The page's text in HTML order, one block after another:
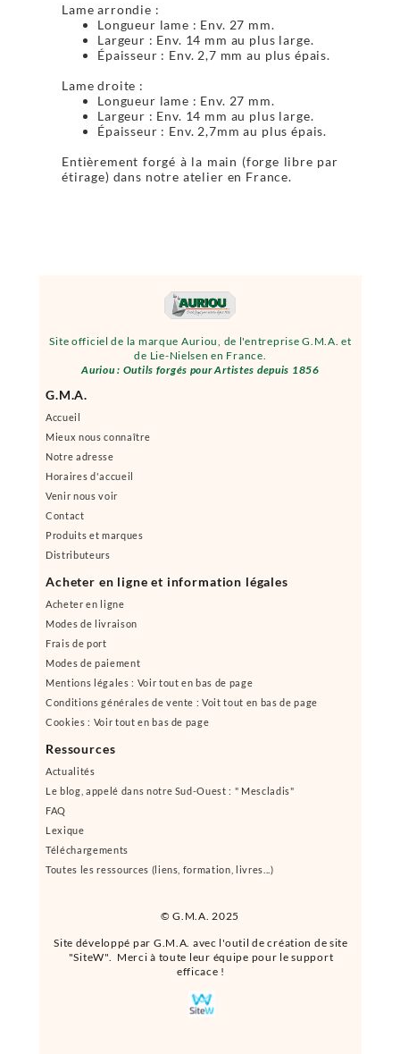
© G.M.A. 2025
Site officiel de la marque Auriou, de l'entreprise G.M.A. et
de Lie-Nielsen en France.
Auriou : Outils forgés pour Artistes depuis 1856
Site développé par G.M.A. avec l'outil de création de site
"SiteW". Merci à toute leur équipe pour le support
efficace !
G.M.A.
Accueil
Mieux nous connaître
Notre adresse
Horaires d'accueil
Venir nous voir
Contact
Produits et marques
Distributeurs
Acheter en ligne et information légales
Acheter en ligne
Modes de livraison
Frais de port
Modes de paiement
Mentions légales : Voir tout en bas de page
Conditions générales de vente : Voit tout en bas de page
Cookies : Voir tout en bas de page
Ressources
Actualités
Le blog, appelé dans notre Sud-Ouest : " Mescladis"
FAQ
Lexique
Téléchargements
Toutes les ressources (liens, formation, livres...)
Lame arrondie :
Longueur lame : Env. 27 mm.
Largeur : Env. 14 mm au plus large.
Épaisseur : Env. 2,7 mm au plus épais.
Lame droite :
Longueur lame : Env. 27 mm.
Largeur : Env. 14 mm au plus large.
Épaisseur : Env. 2,7mm au plus épais.
Entièrement forgé à la main (forge libre par
étirage) dans notre atelier en France.